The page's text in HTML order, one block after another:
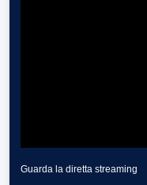
Guarda la diretta streaming